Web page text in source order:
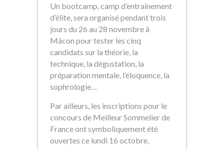
Un bootcamp, camp d’entraînement
d’élite, sera organisé pendant trois
jours du 26 au 28 novembre à
Mâcon pour tester les cinq
candidats sur la théorie, la
technique, la dégustation, la
préparation mentale, l’éloquence, la
sophrologie…
Par ailleurs, les inscriptions pour le
concours de Meilleur Sommelier de
France ont symboliquement été
ouvertes ce lundi 16 octobre,